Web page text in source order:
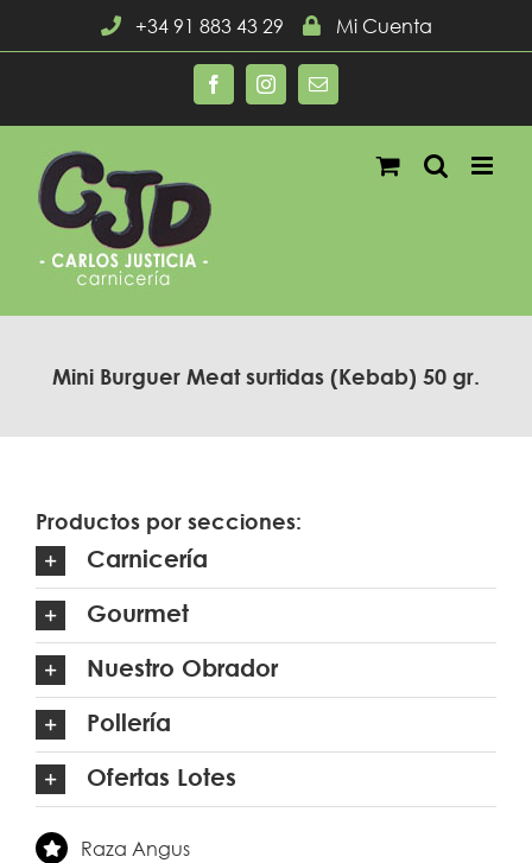
+34 91 883 43 29 Mi Cuenta
FacebookInstagramCorreo
Mini Burguer Meat surtidas (Kebab) 50 gr.
Productos por secciones:
Carnicería
Gourmet
Nuestro Obrador
Pollería
Ofertas Lotes
Raza Angus